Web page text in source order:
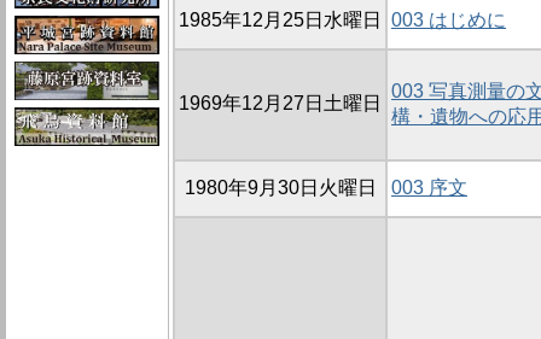
1985年12月25日水曜日 003 はじめに
1969年12月27日土曜日
003 写真測量の
構・遺物への応
1980年9月30日火曜日 003 序文